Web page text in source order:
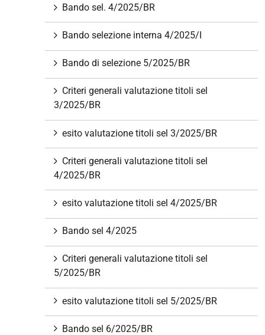
Bando sel. 4/2025/BR
Bando selezione interna 4/2025/I
Bando di selezione 5/2025/BR
Criteri generali valutazione titoli sel
3/2025/BR
esito valutazione titoli sel 3/2025/BR
Criteri generali valutazione titoli sel
4/2025/BR
esito valutazione titoli sel 4/2025/BR
Bando sel 4/2025
Criteri generali valutazione titoli sel
5/2025/BR
esito valutazione titoli sel 5/2025/BR
Bando sel 6/2025/BR